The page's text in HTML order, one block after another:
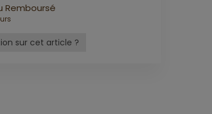
Remboursé
sur cet article ?